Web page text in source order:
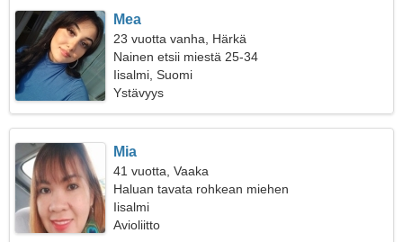
Mea
23 vuotta vanha, Härkä
Nainen etsii miestä 25-34
Iisalmi, Suomi
Ystävyys
Mia
41 vuotta, Vaaka
Haluan tavata rohkean miehen
Iisalmi
Avioliitto